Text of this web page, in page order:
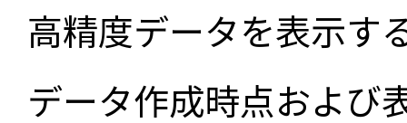
高精度データを表示す
データ作成時点および